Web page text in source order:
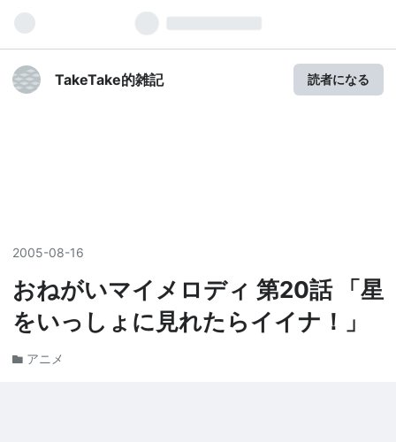
TakeTake的雑記 読者になる
2005-08-16
おねがいマイメロディ 第20話 「星
をいっしょに見れたらイイナ！」
アニメ